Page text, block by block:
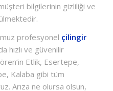
bilgilerinin gizliliği ve
profesyonel çilingir
hızlı ve güvenilir
Etlik, Esertepe,
Kalaba gibi tüm
Arıza ne olursa olsun,